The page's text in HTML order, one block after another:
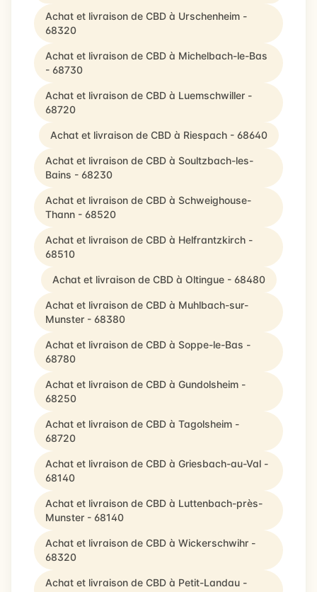
Achat et livraison de CBD à Urschenheim -
68320
Achat et livraison de CBD à Michelbach-le-Bas
- 68730
Achat et livraison de CBD à Luemschwiller -
68720
Achat et livraison de CBD à Riespach - 68640
Achat et livraison de CBD à Soultzbach-les-
Bains - 68230
Achat et livraison de CBD à Schweighouse-
Thann - 68520
Achat et livraison de CBD à Helfrantzkirch -
68510
Achat et livraison de CBD à Oltingue - 68480
Achat et livraison de CBD à Muhlbach-sur-
Munster - 68380
Achat et livraison de CBD à Soppe-le-Bas -
68780
Achat et livraison de CBD à Gundolsheim -
68250
Achat et livraison de CBD à Tagolsheim -
68720
Achat et livraison de CBD à Griesbach-au-Val -
68140
Achat et livraison de CBD à Luttenbach-près-
Munster - 68140
Achat et livraison de CBD à Wickerschwihr -
68320
Achat et livraison de CBD à Petit-Landau -